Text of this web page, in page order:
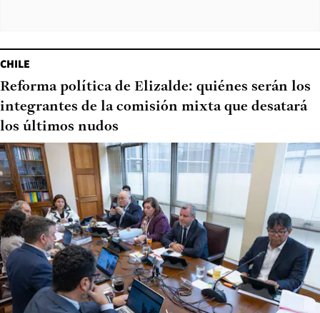
CHILE
Reforma política de Elizalde: quiénes serán los
integrantes de la comisión mixta que desatará
los últimos nudos